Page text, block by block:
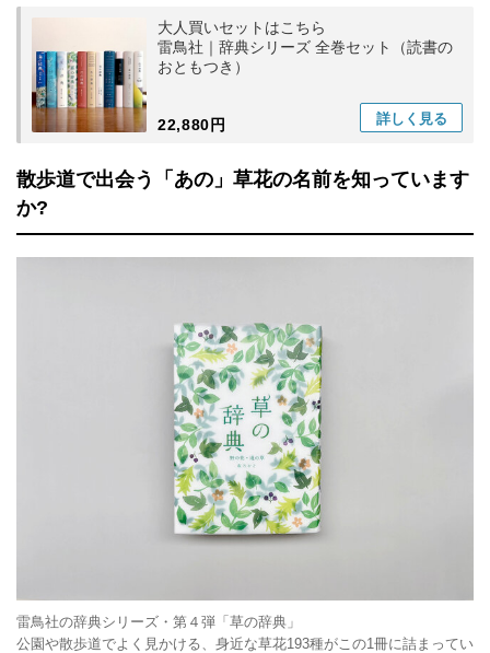
大人買いセットはこちら
雷鳥社｜辞典シリーズ 全巻セット（読書の
おともつき）
22,880円 詳しく 見る
散歩道で出会う「あの」草花の名前を知っています
か?
雷鳥社の辞典シリーズ・第４弾「草の辞典」
公園や散歩道でよく見かける、身近な草花193種がこの1冊に詰まってい